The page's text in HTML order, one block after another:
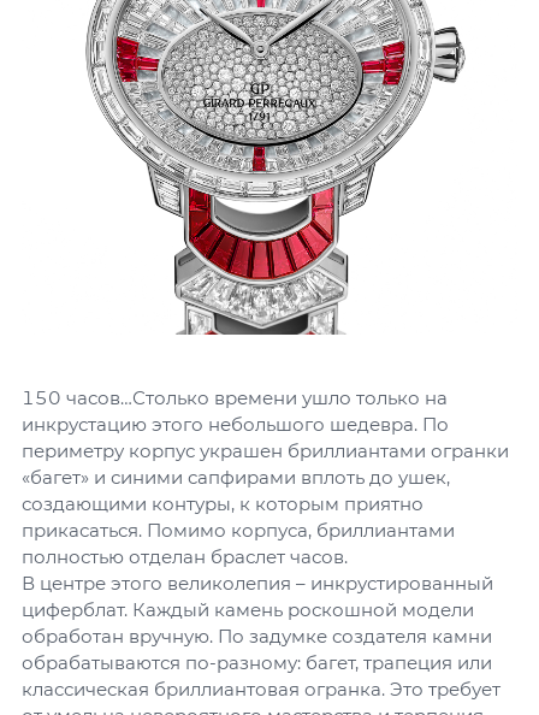
150 часов…Столько времени ушло только на
инкрустацию этого небольшого шедевра. По
периметру корпус украшен бриллиантами огранки
«багет» и синими сапфирами вплоть до ушек,
создающими контуры, к которым приятно
прикасаться. Помимо корпуса, бриллиантами
полностью отделан браслет часов.
В центре этого великолепия – инкрустированный
циферблат. Каждый камень роскошной модели
обработан вручную. По задумке создателя камни
обрабатываются по-разному: багет, трапеция или
классическая бриллиантовая огранка. Это требует